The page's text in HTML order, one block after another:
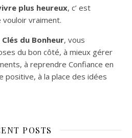
plus heureux, c’ est
vouloir vraiment.
Clés du Bonheur, vous
du bon côté, à mieux gérer
à reprendre Confiance en
positive, à la place des idées
POSTS